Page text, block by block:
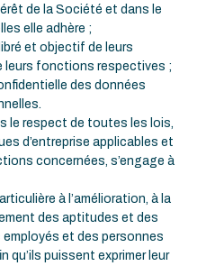
de la Société et dans le
elle adhère ;
et objectif de leurs
leurs fonctions respectives ;
des données
le respect de toutes les lois,
d’entreprise applicables et
concernées, s’engage à
à l’amélioration, à la
des aptitudes et des
et des personnes
qu’ils puissent exprimer leur